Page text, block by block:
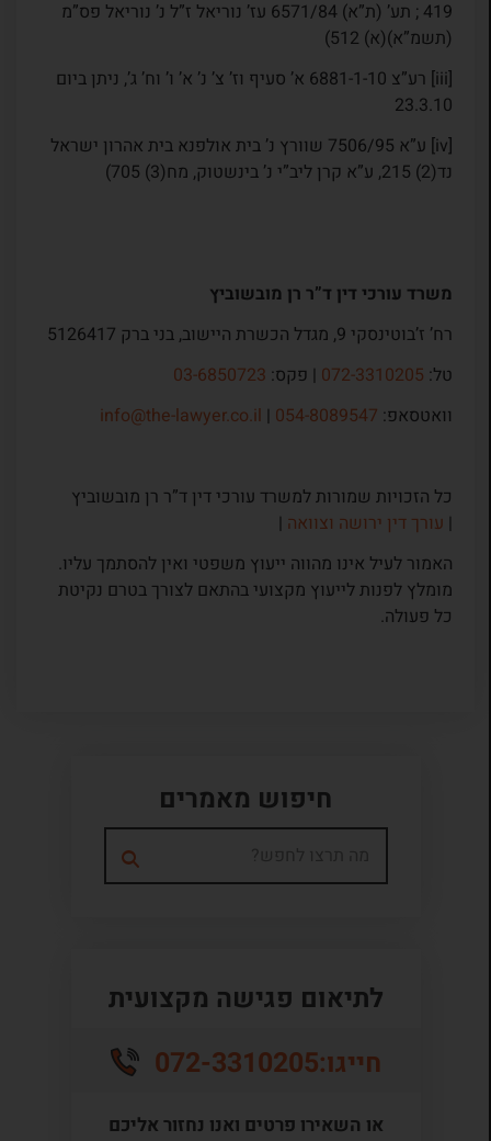
419 ; תע’ (ת”א) 6571/84 עז’ נוריאל ז”ל נ’ נוריאל פס”מ
(תשמ”א)(א) 512)
[iii] רע”צ 6881-1-10 א’ סעיף וז’ צ’ נ’ א’ ו’ וח’ ג’, ניתן ביום
23.3.10
[iv] ע”א 7506/95 שוורץ נ’ בית אולפנא בית אהרון ישראל
נד(2) 215, ע”א קרן ליב”י נ’ בינשטוק, מח(3) 705)
משרד עורכי דין ד”ר רן מובשוביץ
רח’ ז’בוטינסקי 9, מגדל הכשרת היישוב, בני ברק 5126417
טל: 072-3310205| פקס: 03-6850723
וואטסאפ: 054-8089547
|
info@the-lawyer.co.il
כל הזכויות שמורות למשרד עורכי דין ד”ר רן מובשוביץ
| עורך דין ירושה וצוואה|
האמור לעיל אינו מהווה ייעוץ משפטי ואין להסתמך עליו.
מומלץ לפנות לייעוץ מקצועי בהתאם לצורך בטרם נקיטת
כל פעולה.
חיפוש מאמרים
לתיאום פגישה מקצועית
חייגו:072-3310205
או השאירו פרטים ואנו נחזור אליכם